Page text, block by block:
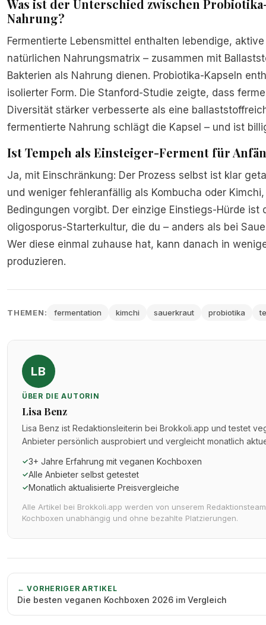
Was ist der Unterschied zwischen
Nahrung?
Fermentierte Lebensmittel enthalten lebendige,
natürlichen Nahrungsmatrix – zusammen mit
Bakterien als Nahrung dienen. Probiotika-Kapseln
isolierter Form. Die Stanford-Studie zeigte, dass
Diversität stärker verbesserte als eine
fermentierte Nahrung schlägt die Kapsel – und ist
Ist Tempeh als Einsteiger-Ferment für
Ja, mit Einschränkung: Der Prozess selbst ist klar
und weniger fehleranfällig als Kombucha oder
Bedingungen vorgibt. Der einzige Einstiegs-Hürde ist
oligosporus-Starterkultur, die du – anders als bei
Wer diese einmal zuhause hat, kann danach in
produzieren.
THEMEN: fermentation kimchi sauerkraut probiotika
LB
ÜBER DIE AUTORIN
Lisa Benz
Lisa Benz ist Redaktionsleiterin bei Brokkoli.app und testet
Anbieter persönlich ausprobiert und vergleicht monatlich
✓3+ Jahre Erfahrung mit veganen Kochboxen
✓Alle Anbieter selbst getestet
✓Monatlich aktualisierte Preisvergleiche
Alle Artikel bei Brokkoli.app werden von unserem
Kochboxen unabhängig und ohne bezahlte Platzierungen.
← VORHERIGER ARTIKEL
Die besten veganen Kochboxen 2026 im Vergleich